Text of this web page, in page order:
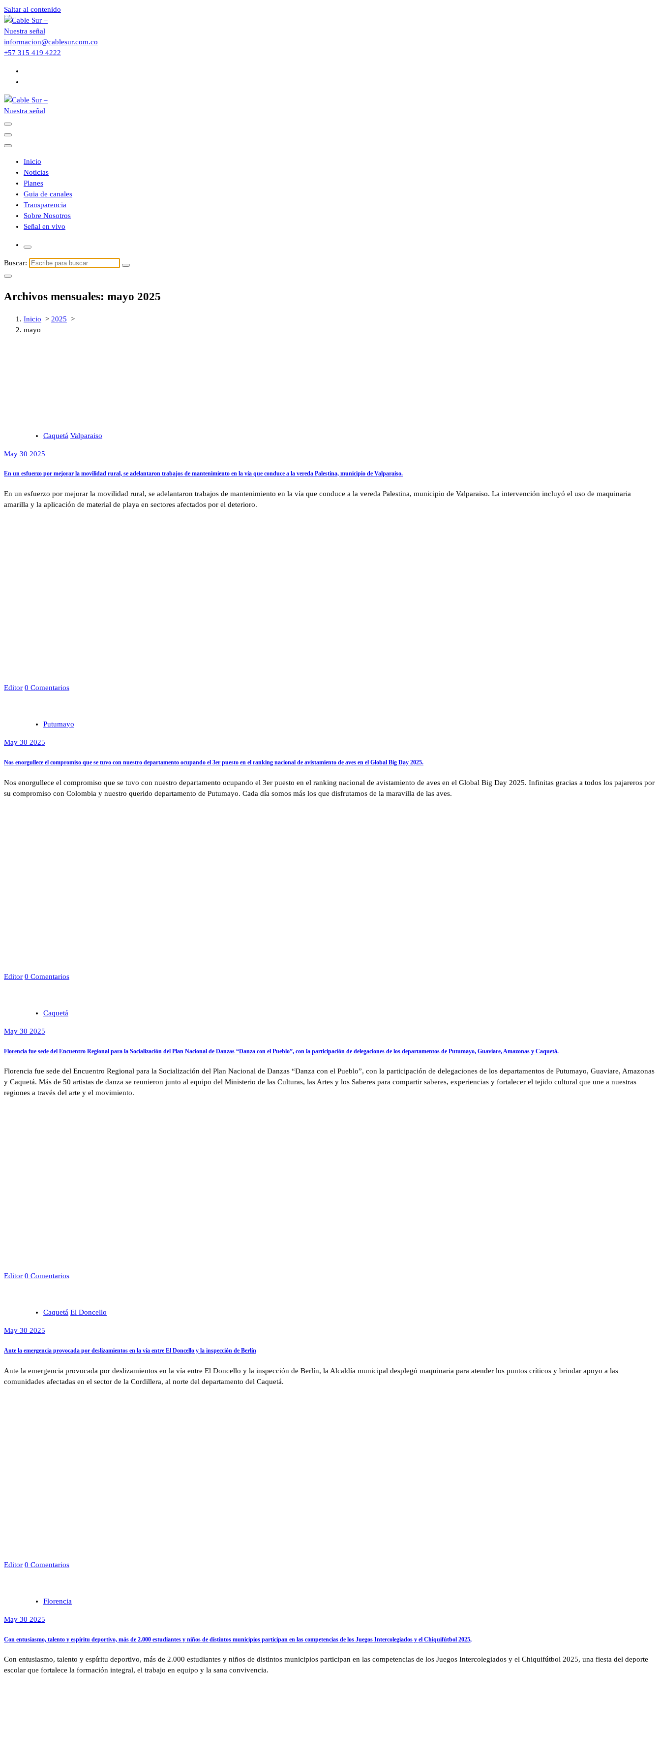
Saltar al contenido
informacion@cablesur.com.co
+57 315 419 4222
Inicio
Noticias
Planes
Guia de canales
Transparencia
Sobre Nosotros
Señal en vivo
Buscar:
Archivos mensuales: mayo 2025
Inicio > 2025 >
mayo
Caquetá Valparaiso
May 30 2025
En un esfuerzo por mejorar la movilidad rural, se adelantaron trabajos de mantenimiento en la vía que conduce a la vereda Palestina, municipio de Valparaiso.
En un esfuerzo por mejorar la movilidad rural, se adelantaron trabajos de mantenimiento en la vía que conduce a la vereda Palestina, municipio de Valparaiso. La intervención incluyó el uso de maquinaria
amarilla y la aplicación de material de playa en sectores afectados por el deterioro.
Editor 0 Comentarios
Putumayo
May 30 2025
Nos enorgullece el compromiso que se tuvo con nuestro departamento ocupando el 3er puesto en el ranking nacional de avistamiento de aves en el Global Big Day 2025.
Nos enorgullece el compromiso que se tuvo con nuestro departamento ocupando el 3er puesto en el ranking nacional de avistamiento de aves en el Global Big Day 2025. Infinitas gracias a todos los pajareros por
su compromiso con Colombia y nuestro querido departamento de Putumayo. Cada día somos más los que disfrutamos de la maravilla de las aves.
Editor 0 Comentarios
Caquetá
May 30 2025
Florencia fue sede del Encuentro Regional para la Socialización del Plan Nacional de Danzas “Danza con el Pueblo”, con la participación de delegaciones de los departamentos de Putumayo, Guaviare, Amazonas y Caquetá.
Florencia fue sede del Encuentro Regional para la Socialización del Plan Nacional de Danzas “Danza con el Pueblo”, con la participación de delegaciones de los departamentos de Putumayo, Guaviare, Amazonas
y Caquetá. Más de 50 artistas de danza se reunieron junto al equipo del Ministerio de las Culturas, las Artes y los Saberes para compartir saberes, experiencias y fortalecer el tejido cultural que une a nuestras
regiones a través del arte y el movimiento.
Editor 0 Comentarios
Caquetá El Doncello
May 30 2025
Ante la emergencia provocada por deslizamientos en la vía entre El Doncello y la inspección de Berlín
Ante la emergencia provocada por deslizamientos en la vía entre El Doncello y la inspección de Berlín, la Alcaldía municipal desplegó maquinaria para atender los puntos críticos y brindar apoyo a las
comunidades afectadas en el sector de la Cordillera, al norte del departamento del Caquetá.
Editor 0 Comentarios
Florencia
May 30 2025
Con entusiasmo, talento y espíritu deportivo, más de 2.000 estudiantes y niños de distintos municipios participan en las competencias de los Juegos Intercolegiados y el Chiquifútbol 2025,
Con entusiasmo, talento y espíritu deportivo, más de 2.000 estudiantes y niños de distintos municipios participan en las competencias de los Juegos Intercolegiados y el Chiquifútbol 2025, una fiesta del deporte
escolar que fortalece la formación integral, el trabajo en equipo y la sana convivencia.